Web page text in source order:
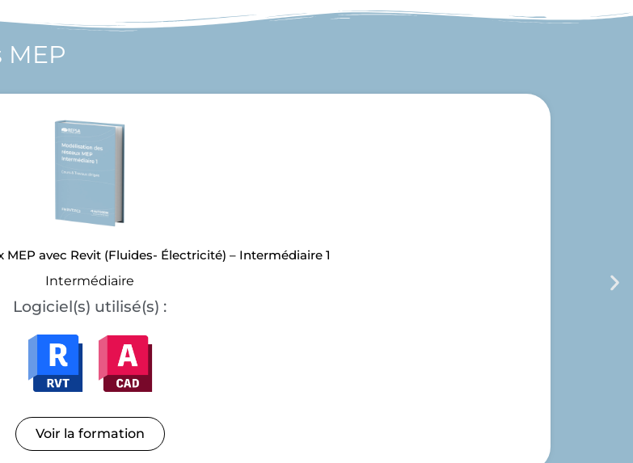
MEP
avec Revit (Fluides- Électricité) – Intermédiaire 1
Intermédiaire
Logiciel(s) utilisé(s) :
Voir la formation